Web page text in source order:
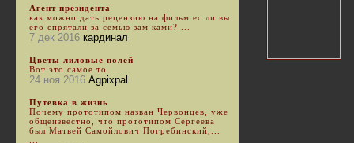
Агент президента
как можно дать рецензию на фильм.ес ли вы
его спрятали за семью зам ками? ...
7 дек 2016 кардинал
Цветы лиловые полей
Вот это самое то. ...
24 ноя 2016 Agpixpal
Путевка в жизнь
Почему прототипом назван Червонцев, уже
общеизвестно, что прототипом Сергеева
был Матвей Самойлович Погребинский,...